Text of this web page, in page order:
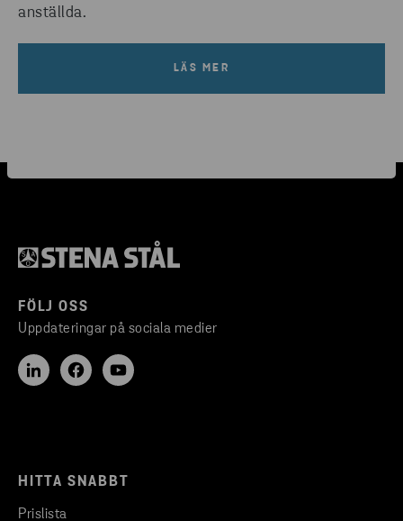
anställda.
LÄS MER
FÖLJ OSS
Uppdateringar på sociala medier
HITTA SNABBT
Prislista